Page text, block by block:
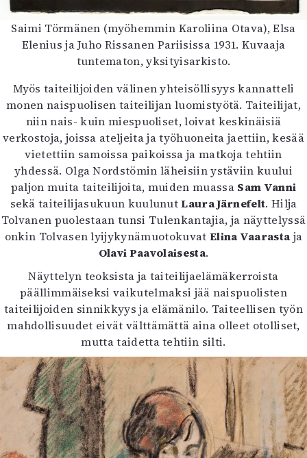
Saimi Törmänen (myöhemmin Karoliina Otava), Elsa
Elenius ja Juho Rissanen Pariisissa 1931. Kuvaaja
tuntematon, yksityisarkisto.
Myös taiteilijoiden välinen yhteisöllisyys kannatteli
monen naispuolisen taiteilijan luomistyötä. Taiteilijat,
niin nais- kuin miespuoliset, loivat keskinäisiä
verkostoja, joissa ateljeita ja työhuoneita jaettiin, kesää
vietettiin samoissa paikoissa ja matkoja tehtiin
yhdessä. Olga Nordstömin läheisiin ystäviin kuului
paljon muita taiteilijoita, muiden muassa Sam Vanni
sekä taiteilijasukuun kuulunutLaura Järnefelt. Hilja
Tolvanen puolestaan tunsi Tulenkantajia, ja näyttelyssä
onkin Tolvasen lyijykynämuotokuvat Elina Vaarasta ja
Olavi Paavolaisesta.
Näyttelyn teoksista ja taiteilijaelämäkerroista
päällimmäiseksi vaikutelmaksi jää naispuolisten
taiteilijoiden sinnikkyys ja elämänilo. Taiteellisen työn
mahdollisuudet eivät välttämättä aina olleet otolliset,
mutta taidetta tehtiin silti.